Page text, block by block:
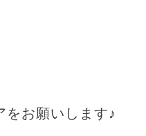
をお願いします♪